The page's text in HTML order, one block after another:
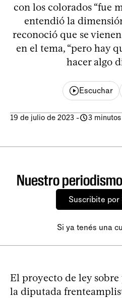
con los colorados “fue
entendió la
reconoció que se
en el tema, “pero hay
hacer algo
Escuchar
19 de julio de 2023 - 3
Nuestro
Suscribite por
Si ya tenés una
El proyecto de ley
la diputada